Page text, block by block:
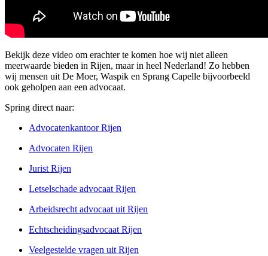
Bekijk deze video om erachter te komen hoe wij niet alleen
meerwaarde bieden in Rijen, maar in heel Nederland! Zo hebben
wij mensen uit De Moer, Waspik en Sprang Capelle bijvoorbeeld
ook geholpen aan een advocaat.
Spring direct naar:
Advocatenkantoor Rijen
Advocaten Rijen
Jurist Rijen
Letselschade advocaat Rijen
Arbeidsrecht advocaat uit Rijen
Echtscheidingsadvocaat Rijen
Veelgestelde vragen uit Rijen